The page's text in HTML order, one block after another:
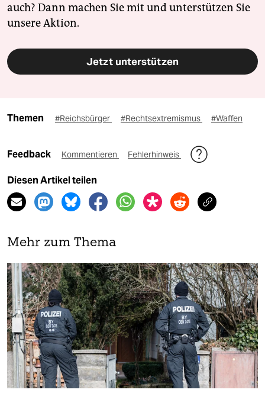
auch? Dann machen Sie mit und unterstützen Sie
unsere Aktion.
Jetzt unterstützen
Themen #Reichsbürger #Rechtsextremismus #Waffen
Feedback Kommentieren Fehlerhinweis
Diesen Artikel teilen
Mehr zum Thema